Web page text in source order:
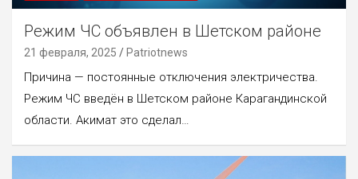
Режим ЧС объявлен в Шетском районе
21 февраля, 2025 Patriotnews
Причина — постоянные отключения электричества.
Режим ЧС введён в Шетском районе Карагандинской
области. Акимат это сделал…